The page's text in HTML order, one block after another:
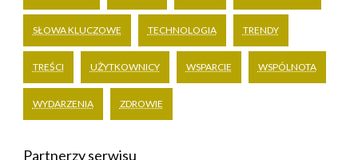
SŁOWA KLUCZOWE TECHNOLOGIA TRENDY
TREŚCI UŻYTKOWNICY WSPARCIE WSPÓLNOTA
WYDARZENIA ZDROWIE
Partnerzy serwisu